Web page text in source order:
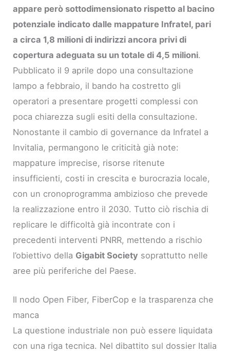
appare però sottodimensionato rispetto al bacino
potenziale indicato dalle mappature Infratel, pari
a circa 1,8 milioni di indirizzi ancora privi di
copertura adeguata su un totale di 4,5 milioni.
Pubblicato il 9 aprile dopo una consultazione
lampo a febbraio, il bando ha costretto gli
operatori a presentare progetti complessi con
poca chiarezza sugli esiti della consultazione.
Nonostante il cambio di governance da Infratel a
Invitalia, permangono le criticità già note:
mappature imprecise, risorse ritenute
insufficienti, costi in crescita e burocrazia locale,
con un cronoprogramma ambizioso che prevede
la realizzazione entro il 2030. Tutto ciò rischia di
replicare le difficoltà già incontrate con i
precedenti interventi PNRR, mettendo a rischio
l’obiettivo della Gigabit Society soprattutto nelle
aree più periferiche del Paese.
Il nodo Open Fiber, FiberCop e la trasparenza che
manca
La questione industriale non può essere liquidata
con una riga tecnica. Nel dibattito sul dossier Italia